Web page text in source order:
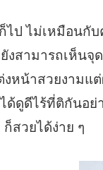
ไป ไม่เหมือนกั
งสามารถเห็นจุ
น้าสวยงามแต่
ด้ดูดีไร้ที่ติกันอ
สวยได้ง่าย ๆ